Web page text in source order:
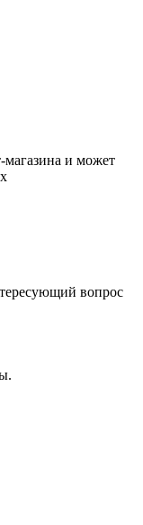
магазина и может
вопрос